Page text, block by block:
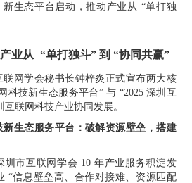
生态平台启动，推动产业从 “单打独
业从 “单打独斗” 到 “协同共赢”
联网学会秘书长钟梓炎正式宣布两大核
科技新生态服务平台” 与 “2025 深圳互
互联网科技产业协同发展。
新生态服务平台：破解资源壁垒，搭建
圳市互联网学会 10 年产业服务积淀发
“信息壁垒高、合作对接难、资源匹配